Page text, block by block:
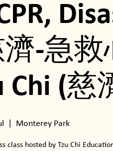
濟-急
Chi (慈
Monterey Park
class hosted by Tzu Chi